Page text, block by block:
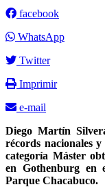
facebook
WhatsApp
Twitter
Imprimir
e-mail
Diego Martín
récords nacionales
categoría Máster
en Gothenburg en
Parque Chacabuco.